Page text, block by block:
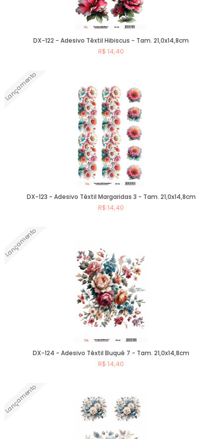
DX-122 - Adesivo Têxtil Hibiscus - Tam. 21,0x14,8cm
R$ 14,40
Lançamento
DX-123 - Adesivo Têxtil Margaridas 3 - Tam. 21,0x14,8cm
R$ 14,40
Lançamento
DX-124 - Adesivo Têxtil Buquê 7 - Tam. 21,0x14,8cm
R$ 14,40
Lançamento